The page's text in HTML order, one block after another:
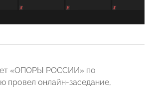
«ОПОРЫ РОССИИ» по
провел онлайн-заседание,